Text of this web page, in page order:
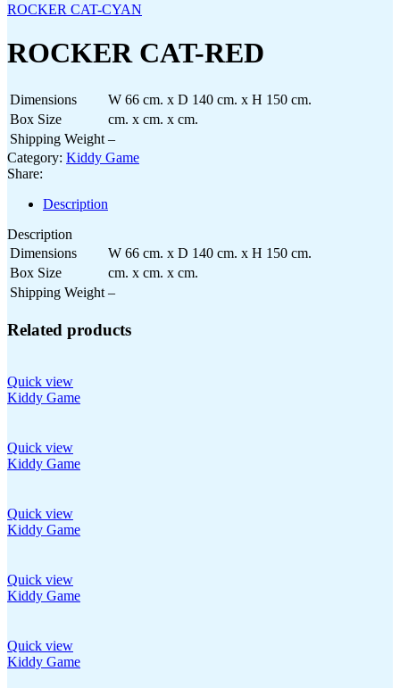
ROCKER CAT-CYAN
ROCKER CAT-RED
Dimensions
W 66 cm. x D 140 cm. x H 150 cm.
Box Size
cm. x cm. x cm.
Shipping Weight –
Category: Kiddy Game
Share:
Description
Description
Dimensions
W 66 cm. x D 140 cm. x H 150 cm.
Box Size
cm. x cm. x cm.
Shipping Weight –
Related products
Quick view
Kiddy Game
Quick view
Kiddy Game
Quick view
Kiddy Game
Quick view
Kiddy Game
Quick view
Kiddy Game